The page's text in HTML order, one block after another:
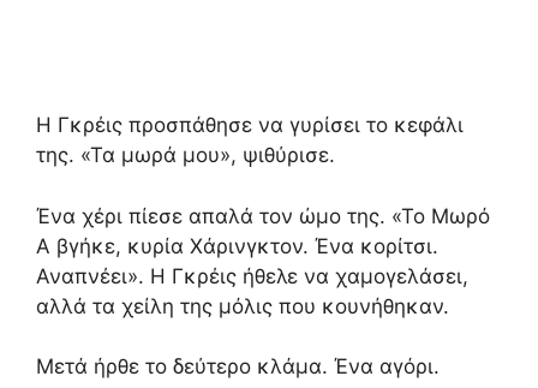
Η Γκρέις προσπάθησε να γυρίσει το κεφάλι
της. «Τα μωρά μου», ψιθύρισε.
Ένα χέρι πίεσε απαλά τον ώμο της. «Το Μωρό
Α βγήκε, κυρία Χάρινγκτον. Ένα κορίτσι.
Αναπνέει». Η Γκρέις ήθελε να χαμογελάσει,
αλλά τα χείλη της μόλις που κουνήθηκαν.
Μετά ήρθε το δεύτερο κλάμα. Ένα αγόρι.